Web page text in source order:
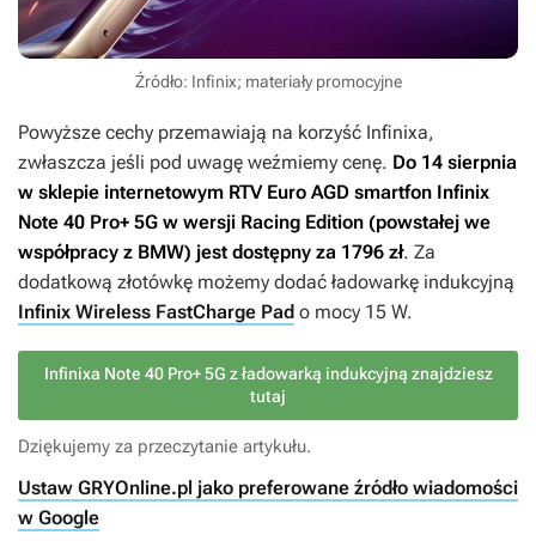
Źródło: Infinix; materiały promocyjne
Powyższe cechy przemawiają na korzyść Infinixa,
zwłaszcza jeśli pod uwagę weźmiemy cenę. Do 14 sierpnia
w sklepie internetowym RTV Euro AGD smartfon Infinix
Note 40 Pro+ 5G w wersji Racing Edition (powstałej we
współpracy z BMW) jest dostępny za 1796 zł. Za
dodatkową złotówkę możemy dodać ładowarkę indukcyjną
Infinix Wireless FastCharge Pad o mocy 15 W.
Infinixa Note 40 Pro+ 5G z ładowarką indukcyjną znajdziesz
tutaj
Dziękujemy za przeczytanie artykułu.
Ustaw GRYOnline.pl jako preferowane źródło wiadomości
w Google